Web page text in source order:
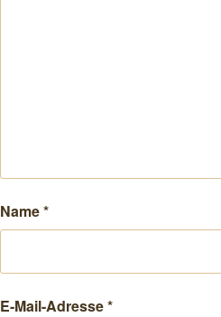
Name*
E-Mail-Adresse*